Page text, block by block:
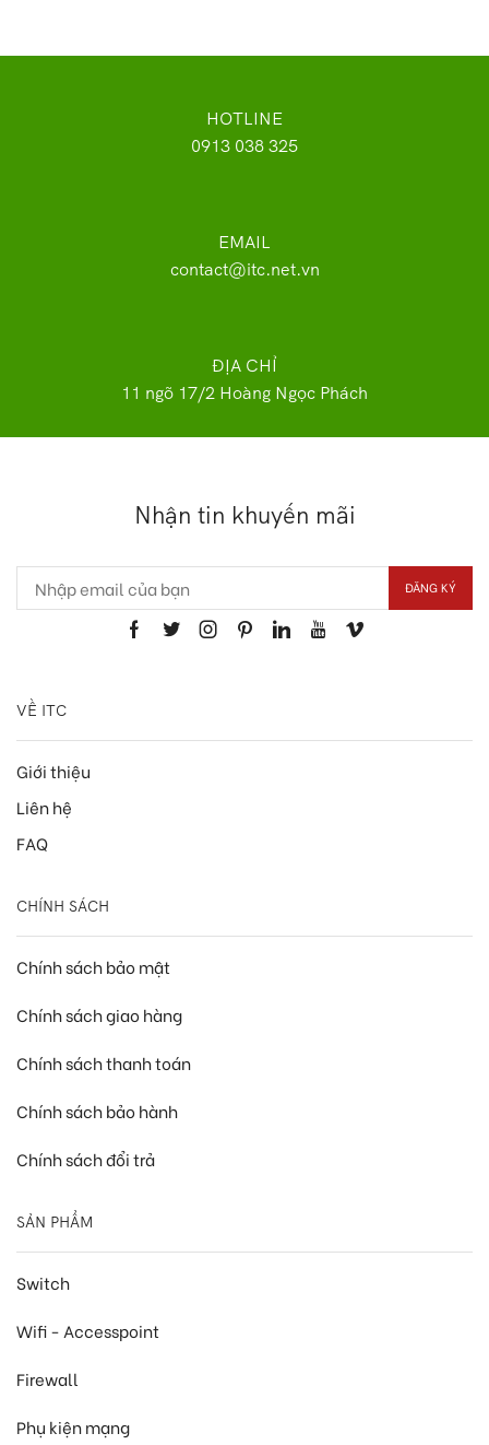
HOTLINE
0913 038 325
EMAIL
contact@itc.net.vn
ĐỊA CHỈ
11 ngõ 17/2 Hoàng Ngọc Phách
Nhận tin khuyến mãi
VỀ ITC
Giới thiệu
Liên hệ
FAQ
CHÍNH SÁCH
Chính sách bảo mật
Chính sách giao hàng
Chính sách thanh toán
Chính sách bảo hành
Chính sách đổi trả
SẢN PHẨM
Switch
Wifi - Accesspoint
Firewall
Phụ kiện mạng